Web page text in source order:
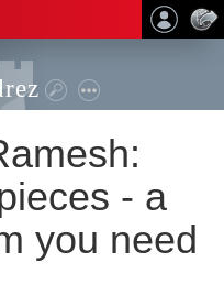
- a
you need